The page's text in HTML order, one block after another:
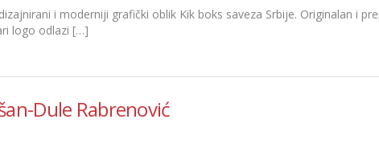
i moderniji grafički oblik Kik boks saveza Srbije. Originalan i
logo odlazi […]
Dule Rabrenović